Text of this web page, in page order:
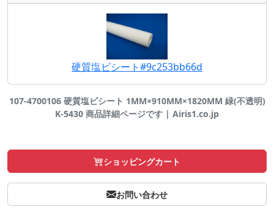
硬質塩ビシート#9c253bb66d
107-4700106 硬質塩ビシート 1MM×910MM×1820MM 緑(不透明)
K-5430 商品詳細ページです | Airis1.co.jp
ショッピングカート
お問い合わせ